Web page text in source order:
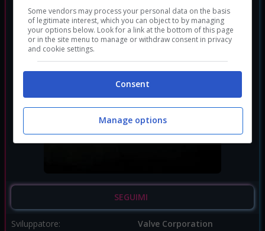
SEGUIMI
Sviluppatore:
Valve Corporation
Some vendors may process your personal data on the basis
of legitimate interest, which you can object to by managing
your options below. Look for a link at the bottom of this page
or in the site menu to manage or withdraw consent in privacy
and cookie settings.
Consent
Manage options